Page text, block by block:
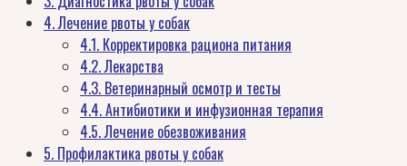
4.Лечение рвоты у собак
4.1. Корректировка рациона питания
4.2.Лекарства
4.3. Ветеринарный осмотр и тесты
4.4.Антибиотики и инфузионная терапия
4.5.Лечение обезвоживания
5. Профилактика рвоты у собак